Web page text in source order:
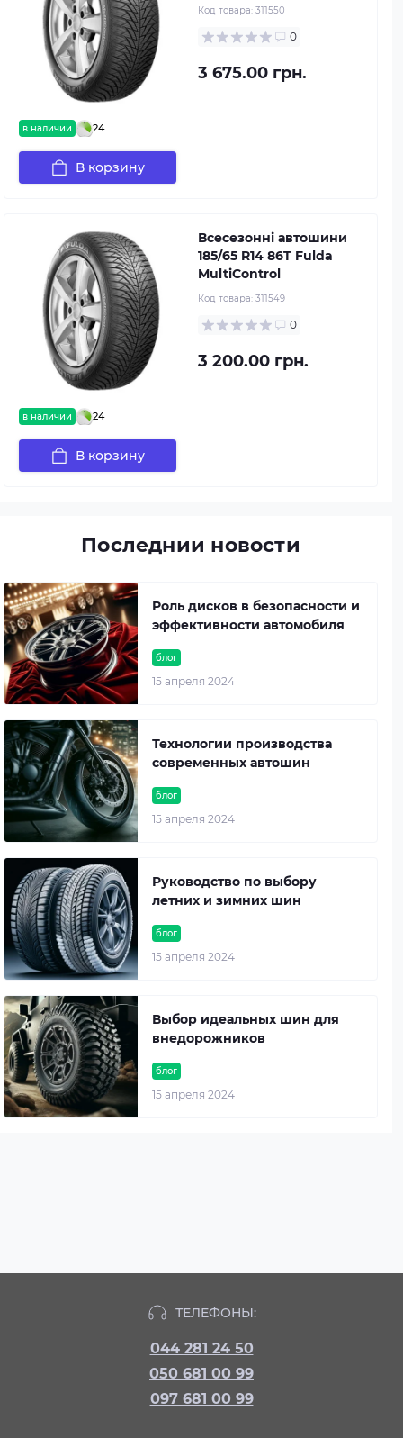
в наличии 24
Код товара: 311550
0
3 675.00 грн.
В корзину
в наличии 24
Всесезонні автошини
185/65 R14 86T Fulda
MultiControl
Код товара: 311549
0
3 200.00 грн.
В корзину
Последнии новости
блог
15 апреля 2024
Роль дисков в безопасности и
эффективности автомобиля
блог
15 апреля 2024
Технологии производства
современных автошин
блог
15 апреля 2024
Руководство по выбору
летних и зимних шин
блог
15 апреля 2024
Выбор идеальных шин для
внедорожников
ТЕЛЕФОНЫ:
044 281 24 50
050 681 00 99
097 681 00 99